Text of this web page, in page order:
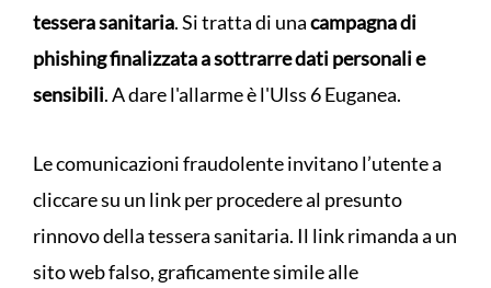
tessera sanitaria. Si tratta di unacampagna di
phishing finalizzata a sottrarre dati personali e
sensibili. A dare l'allarme è l'Ulss 6 Euganea.
Le comunicazioni fraudolente invitano l’utente a
cliccare su un link per procedere al presunto
rinnovo della tessera sanitaria. Il link rimanda a un
sito web falso, graficamente simile alle